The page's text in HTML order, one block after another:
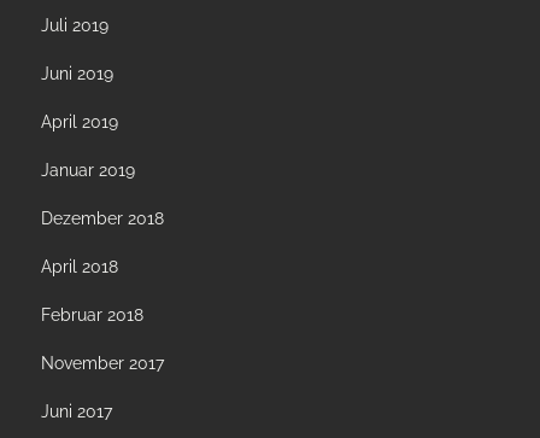
Juli 2019
Juni 2019
April 2019
Januar 2019
Dezember 2018
April 2018
Februar 2018
November 2017
Juni 2017